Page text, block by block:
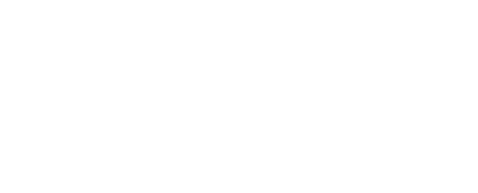
ちしております！⁠https://forms.gle/tsJdnqJTcZcUYFUe8⁠ ▼パーソナリティ
x.com/kandmybike⁠ ・⁠⁠⁠⁠⁠稲荷田和也⁠⁠⁠⁠⁠（StartPods）